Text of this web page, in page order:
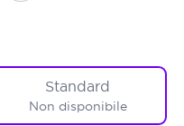
Standard
Non disponibile